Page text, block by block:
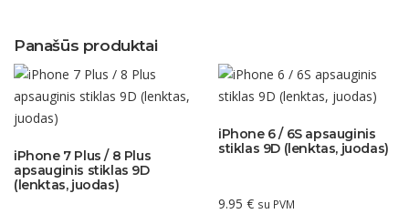
Panašūs produktai
iPhone 7 Plus / 8 Plus
apsauginis stiklas 9D
(lenktas, juodas)
iPhone 6 / 6S apsauginis
stiklas 9D (lenktas, juodas)
9.95 € su PVM